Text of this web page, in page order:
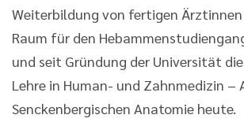
Weiterbildung von fertigen
Raum für den
und seit Gründung der Universität
Lehre in Human- und Zahnmedizin –
Senckenbergischen Anatomie heute.